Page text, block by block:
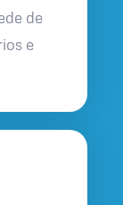
de
e